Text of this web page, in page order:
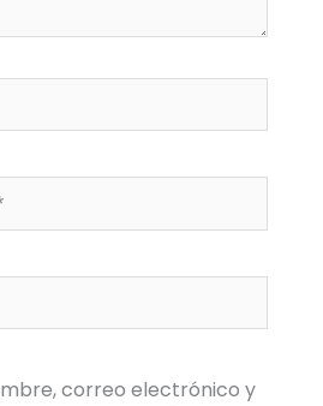
correo electrónico y